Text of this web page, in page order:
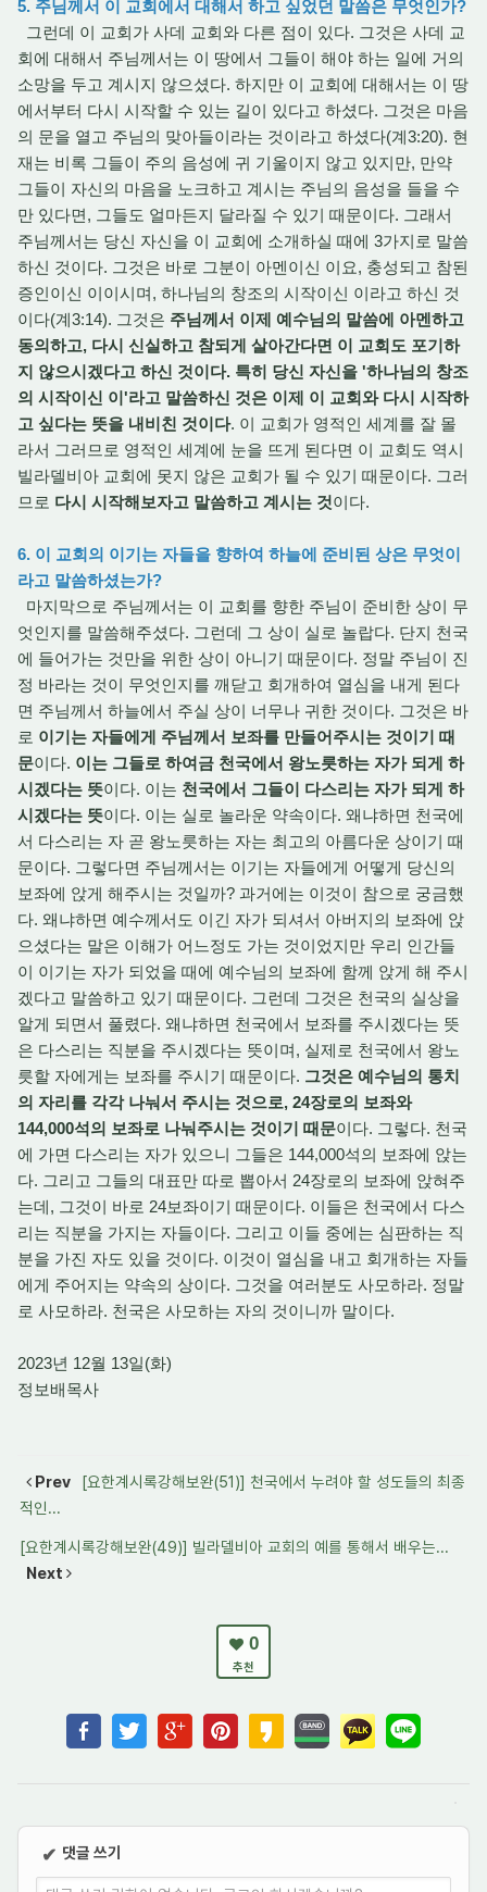
5. 주님께서 이 교회에서 대해서 하고 싶었던 말씀은 무엇인가?
그런데 이 교회가 사데 교회와 다른 점이 있다. 그것은 사데 교
회에 대해서 주님께서는 이 땅에서 그들이 해야 하는 일에 거의
소망을 두고 계시지 않으셨다. 하지만 이 교회에 대해서는 이 땅
에서부터 다시 시작할 수 있는 길이 있다고 하셨다. 그것은 마음
의 문을 열고 주님의 맞아들이라는 것이라고 하셨다(계3:20). 현
재는 비록 그들이 주의 음성에 귀 기울이지 않고 있지만, 만약
그들이 자신의 마음을 노크하고 계시는 주님의 음성을 들을 수
만 있다면, 그들도 얼마든지 달라질 수 있기 때문이다. 그래서
주님께서는 당신 자신을 이 교회에 소개하실 때에 3가지로 말씀
하신 것이다. 그것은 바로 그분이 아멘이신 이요, 충성되고 참된
증인이신 이이시며, 하나님의 창조의 시작이신 이라고 하신 것
이다(계3:14). 그것은 주님께서 이제 예수님의 말씀에 아멘하고
동의하고, 다시 신실하고 참되게 살아간다면 이 교회도 포기하
지 않으시겠다고 하신 것이다. 특히 당신 자신을 '하나님의 창조
의 시작이신 이'라고 말씀하신 것은 이제 이 교회와 다시 시작하
고 싶다는 뜻을 내비친 것이다. 이 교회가 영적인 세계를 잘 몰
라서 그러므로 영적인 세계에 눈을 뜨게 된다면 이 교회도 역시
빌라델비아 교회에 못지 않은 교회가 될 수 있기 때문이다. 그러
므로 다시 시작해보자고 말씀하고 계시는 것이다.
6. 이 교회의 이기는 자들을 향하여 하늘에 준비된 상은 무엇이
라고 말씀하셨는가?
마지막으로 주님께서는 이 교회를 향한 주님이 준비한 상이 무
엇인지를 말씀해주셨다. 그런데 그 상이 실로 놀랍다. 단지 천국
에 들어가는 것만을 위한 상이 아니기 때문이다. 정말 주님이 진
정 바라는 것이 무엇인지를 깨닫고 회개하여 열심을 내게 된다
면 주님께서 하늘에서 주실 상이 너무나 귀한 것이다. 그것은 바
로 이기는 자들에게 주님께서 보좌를 만들어주시는 것이기 때
문이다. 이는 그들로 하여금 천국에서 왕노릇하는 자가 되게 하
시겠다는 뜻이다. 이는 천국에서 그들이 다스리는 자가 되게 하
시겠다는 뜻이다. 이는 실로 놀라운 약속이다. 왜냐하면 천국에
서 다스리는 자 곧 왕노릇하는 자는 최고의 아름다운 상이기 때
문이다. 그렇다면 주님께서는 이기는 자들에게 어떻게 당신의
보좌에 앉게 해주시는 것일까? 과거에는 이것이 참으로 궁금했
다. 왜냐하면 예수께서도 이긴 자가 되셔서 아버지의 보좌에 앉
으셨다는 말은 이해가 어느정도 가는 것이었지만 우리 인간들
이 이기는 자가 되었을 때에 예수님의 보좌에 함께 앉게 해 주시
겠다고 말씀하고 있기 때문이다. 그런데 그것은 천국의 실상을
알게 되면서 풀렸다. 왜냐하면 천국에서 보좌를 주시겠다는 뜻
은 다스리는 직분을 주시겠다는 뜻이며, 실제로 천국에서 왕노
릇할 자에게는 보좌를 주시기 때문이다. 그것은 예수님의 통치
의 자리를 각각 나눠서 주시는 것으로, 24장로의 보좌와
144,000석의 보좌로 나눠주시는 것이기 때문이다. 그렇다. 천국
에 가면 다스리는 자가 있으니 그들은 144,000석의 보좌에 앉는
다. 그리고 그들의 대표만 따로 뽑아서 24장로의 보좌에 앉혀주
는데, 그것이 바로 24보좌이기 때문이다. 이들은 천국에서 다스
리는 직분을 가지는 자들이다. 그리고 이들 중에는 심판하는 직
분을 가진 자도 있을 것이다. 이것이 열심을 내고 회개하는 자들
에게 주어지는 약속의 상이다. 그것을 여러분도 사모하라. 정말
로 사모하라. 천국은 사모하는 자의 것이니까 말이다.
2023년 12월 13일(화)
정보배목사
Prev
[요한계시록강해보완(51)] 천국에서 누려야 할 성도들의 최종
적인...
[요한계시록강해보완(49)] 빌라델비아 교회의 예를 통해서 배우는...
Next
0
추천
✔ 댓글 쓰기